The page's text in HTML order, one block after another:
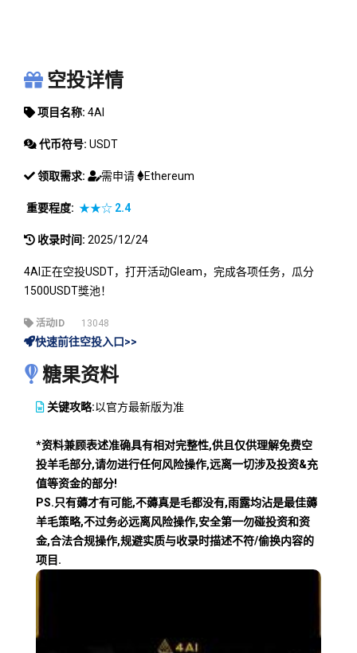
空投详情
项目名称: 4AI
代币符号: USDT
领取需求: 需申请 Ethereum
重要程度: ★★☆ 2.4
收录时间: 2025/12/24
4AI正在空投USDT，打开活动Gleam，完成各项任务，瓜分
1500USDT獎池！
活动ID 13048
快速前往空投入口>>
糖果资料
关键攻略:以官方最新版为准
*资料兼顾表述准确具有相对完整性,供且仅供理解免费空
投羊毛部分,请勿进行任何风险操作,远离一切涉及投资&充
值等资金的部分!
PS.只有薅才有可能,不薅真是毛都没有,雨露均沾是最佳薅
羊毛策略,不过务必远离风险操作,安全第一勿碰投资和资
金,合法合规操作,规避实质与收录时描述不符/偷换内容的
项目.